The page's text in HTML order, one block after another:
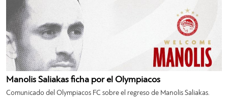
Manolis Saliakas ficha por el Olympiacos
Comunicado del Olympiacos FC sobre el regreso de Manolis Saliakas.